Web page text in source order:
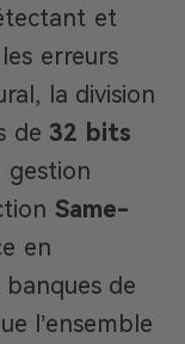
et
erreurs
la division
de 32 bits
gestion
Same-
en
de
l’ensemble